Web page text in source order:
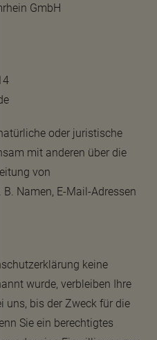
GmbH
oder juristische
mit anderen über die
von
Namen, E-Mail-Adressen
keine
wurde, verbleiben Ihre
uns, bis der Zweck für die
Sie ein berechtigtes